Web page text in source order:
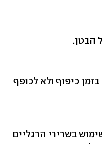
הבטן.
כיפוף ולא לכופף
בשרירי הרגליים